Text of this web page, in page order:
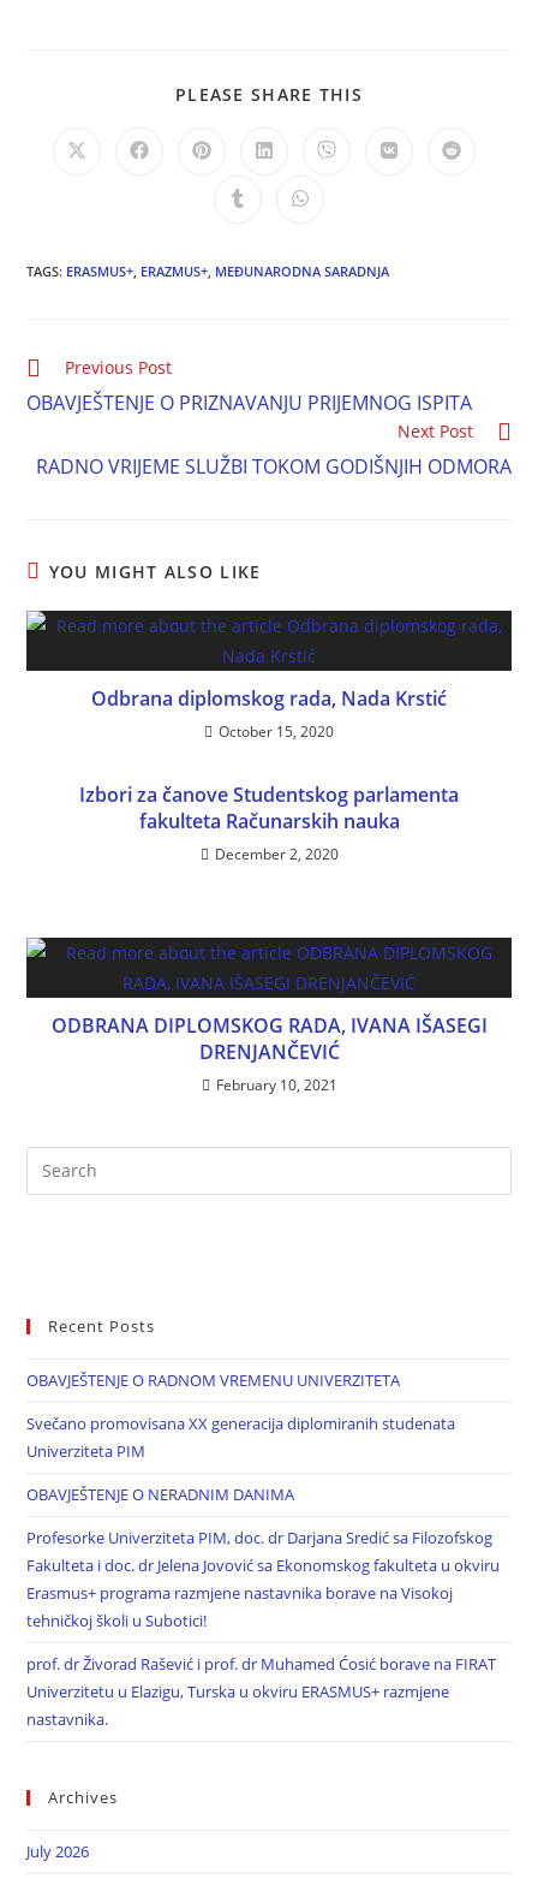
PLEASE SHARE THIS
TAGS: ERASMUS+ ERAZMUS+ MEĐUNARODNA SARADNJA
Previous Post
OBAVJEŠTENJE O PRIZNAVANJU PRIJEMNOG ISPITA
Next Post
RADNO VRIJEME SLUŽBI TOKOM GODIŠNJIH ODMORA
YOU MIGHT ALSO LIKE
Odbrana diplomskog rada, Nada Krstić
October 15, 2020
Izbori za čanove Studentskog parlamenta
fakulteta Računarskih nauka
December 2, 2020
ODBRANA DIPLOMSKOG RADA, IVANA IŠASEGI
DRENJANČEVIĆ
February 10, 2021
Recent Posts
OBAVJEŠTENJE O RADNOM VREMENU UNIVERZITETA
Svečano promovisana XX generacija diplomiranih studenata
Univerziteta PIM
OBAVJEŠTENJE O NERADNIM DANIMA
Profesorke Univerziteta PIM, doc. dr Darjana Sredić sa Filozofskog
Fakulteta i doc. dr Jelena Jovović sa Ekonomskog fakulteta u okviru
Erasmus+ programa razmjene nastavnika borave na Visokoj
tehničkoj školi u Subotici!
prof. dr Živorad Rašević i prof. dr Muhamed Ćosić borave na FIRAT
Univerzitetu u Elazigu, Turska u okviru ERASMUS+ razmjene
nastavnika.
Archives
July 2026